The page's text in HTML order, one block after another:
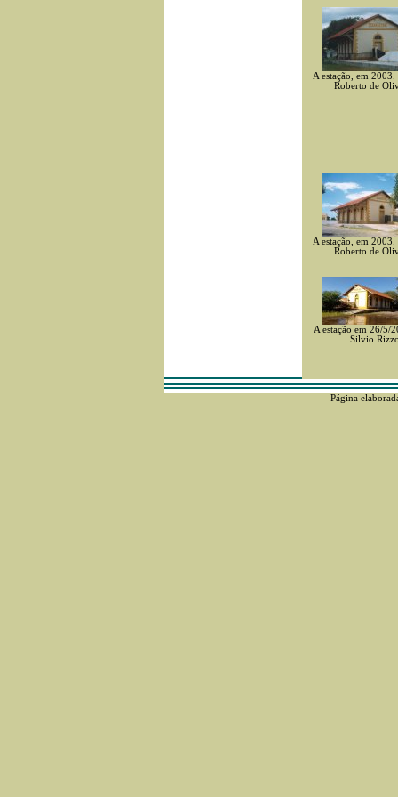
A estação, em
Roberto de
A estação, em
Roberto de
A estação em 26/5/
Silvio
Página